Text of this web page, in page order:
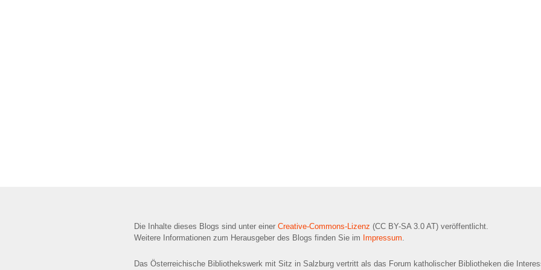
Die Inhalte dieses Blogs sind unter einer Creative-Commons-Lizenz (CC BY-SA 3.0 AT) veröffentlicht.
Weitere Informationen zum Herausgeber des Blogs finden Sie im Impressum
Das Österreichische Bibliothekswerk mit Sitz in Salzburg vertritt als das Forum katholischer Bibliotheken die